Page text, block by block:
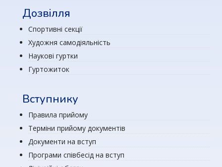
Дозвілля
Спортивні секції
Художня самодіяльність
Наукові гуртки
Гуртожиток
Вступнику
Правила прийому
Терміни прийому документів
Документи на вступ
Програми співбесід на вступ